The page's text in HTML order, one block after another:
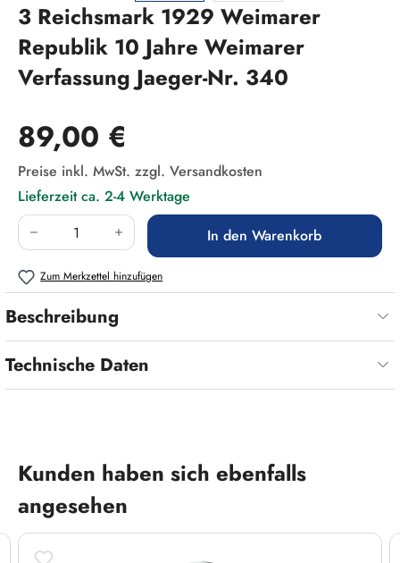
3 Reichsmark 1929 Weimarer
Republik 10 Jahre Weimarer
Verfassung Jaeger-Nr. 340
Regulärer Preis:
89,00 €
Preise inkl. MwSt. zzgl. Versandkosten
Lieferzeit ca. 2-4 Werktage
Produkt Anzahl: Gib den gewünschten Wert
In den Warenkorb
Zum Merkzettel hinzufügen
Beschreibung
Technische Daten
Produktgalerie überspringen
Kunden haben sich ebenfalls
angesehen